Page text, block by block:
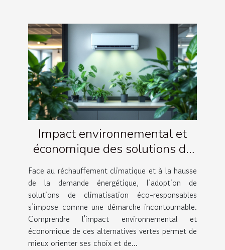
Impact environnemental et
économique des solutions de
climatisation éco-
responsables
Face au réchauffement climatique et à la hausse
de la demande énergétique, l’adoption de
solutions de climatisation éco-responsables
s’impose comme une démarche incontournable.
Comprendre l'impact environnemental et
économique de ces alternatives vertes permet de
mieux orienter ses choix et de...